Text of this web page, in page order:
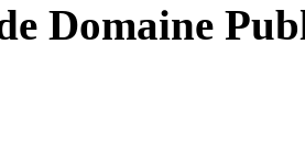
Domaine